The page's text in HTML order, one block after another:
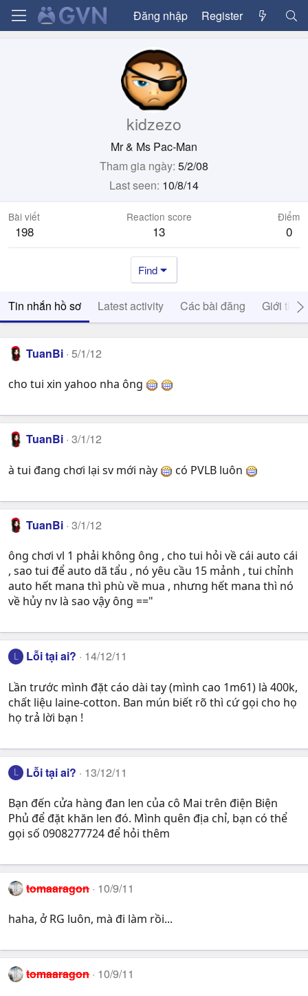
Đăng nhập Register
kidzezo
Mr & Ms Pac-Man
Tham gia ngày 5/2/08
Last seen 10/8/14
Bài viết
198
Reaction score
13
Điểm
0
Find
Tin nhắn hồ sơ Latest activity Các bài đăng Giới thiệu
TuanBi 5/1/12
cho tui xin yahoo nha ông
TuanBi 3/1/12
à tui đang chơi lại sv mới này có PVLB luôn
TuanBi 3/1/12
ông chơi vl 1 phải không ông , cho tui hỏi về cái auto cái
, sao tui để auto dã tẩu , nó yêu cầu 15 mảnh , tui chỉnh
auto hết mana thì phù về mua , nhưng hết mana thì nó
về hủy nv là sao vậy ông =="
Lỗi tại ai? 14/12/11
Lần trước mình đặt cáo dài tay (mình cao 1m61) là 400k,
chất liệu laine-cotton. Ban mún biết rõ thì cứ gọi cho họ
họ trả lời bạn !
L Lỗi tại ai? 13/12/11
Bạn đến cửa hàng đan len của cô Mai trên điện Biện
Phủ để đặt khăn len đó. Mình quên địa chỉ, bạn có thể
gọi số 0908277724 để hỏi thêm
tomaaragon 10/9/11
haha, ở RG luôn, mà đi làm rồi...
tomaaragon 10/9/11